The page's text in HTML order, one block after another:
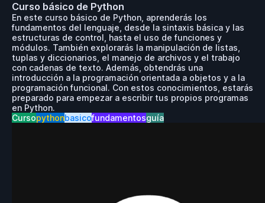
Curso básico de Python
En este curso básico de Python, aprenderás los
fundamentos del lenguaje, desde la sintaxis básica y las
estructuras de control, hasta el uso de funciones y
módulos. También explorarás la manipulación de listas,
tuplas y diccionarios, el manejo de archivos y el trabajo
con cadenas de texto. Además, obtendrás una
introducción a la programación orientada a objetos y a la
programación funcional. Con estos conocimientos, estarás
preparado para empezar a escribir tus propios programas
en Python.
Cursopythonbasicofundamentosguía